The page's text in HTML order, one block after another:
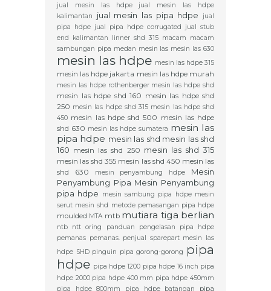
jual mesin las hdpe
jual mesin las hdpe
kalimantan
jual mesin las pipa hdpe
jual
pipa hdpe jual pipa hdpe corrugated
jual stub
end
kalimantan linner shd 315 macam macam
sambungan pipa medan mesin las mesin las 630
mesin las hdpe mesin las hdpe 315
mesin las hdpe jakarta mesin las hdpe murah
mesin las hdpe rothenberger mesin las hdpe shd
mesin las hdpe shd 160 mesin las hdpe shd
250 mesin las hdpe shd 315 mesin las hdpe shd
450 mesin las hdpe shd 500 mesin las hdpe
shd 630 mesin las hdpe sumatera mesin las
pipa hdpe mesin las shd mesin las shd
160 mesin las shd 250 mesin las shd 315
mesin las shd 355 mesin las shd 450 mesin las
shd 630
mesin penyambung hdpe
Mesin
Penyambung Pipa Mesin Penyambung
pipa hdpe
mesin sambung pipa hdpe mesin
serut mesin shd metode pemasangan pipa hdpe
moulded MTA mtb mutiara tiga berlian
ntb ntt oring
panduan pengelasan pipa hdpe
pemanas pemanas. penjual sparepart mesin las
hdpe SHD pinguin pipa gorong-gorong
pipa
hdpe pipa hdpe 1200 pipa hdpe 16 inch pipa
hdpe 2000 pipa hdpe 400 mm pipa hdpe 450mm
pipa hdpe 800mm
pipa hdpe batangan
pipa